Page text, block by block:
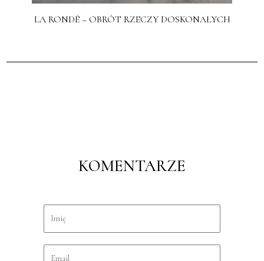
LA RONDÉ – OBRÓT RZECZY DOSKONAŁYCH
KOMENTARZE